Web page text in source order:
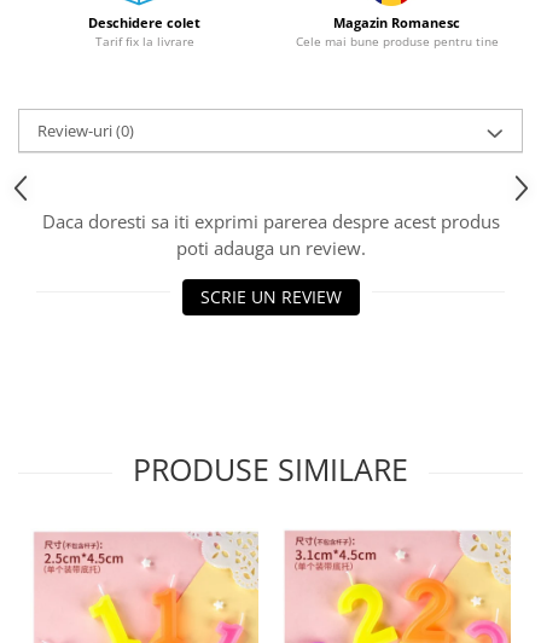
Tocatoare furaje si crengi
Tocatoare crengi
Motocoase, Trimmere si Masini de
tuns gazon
Motocositori cu motoare 2T
Masini de tuns gazon pe benzina
Tractoraș de tuns gazonul
Aparate de tuns animale
Tarcuri animale
Semanatori
Masini batut stalpi si accesorii
Deschidere colet
Tarif fix la livrare
Magazin Romanesc
Cele mai bune produse pentru tine
Review-uri(0)
Daca doresti sa iti exprimi parerea despre acest produs
poti adauga un review.
SCRIE UN REVIEW
PRODUSE SIMILARE